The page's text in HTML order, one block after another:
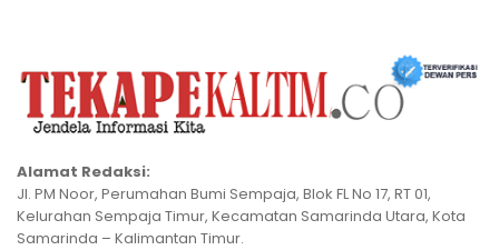
Alamat Redaksi:
Jl. PM Noor, Perumahan Bumi Sempaja, Blok FL No 17, RT 01,
Kelurahan Sempaja Timur, Kecamatan Samarinda Utara, Kota
Samarinda – Kalimantan Timur.